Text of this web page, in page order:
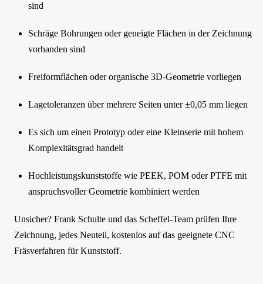
sind
Schräge Bohrungen oder geneigte Flächen in der Zeichnung
vorhanden sind
Freiformflächen oder organische 3D-Geometrie vorliegen
Lagetoleranzen über mehrere Seiten unter ±0,05 mm liegen
Es sich um einen Prototyp oder eine Kleinserie mit hohem
Komplexitätsgrad handelt
Hochleistungskunststoffe wie PEEK, POM oder PTFE mit
anspruchsvoller Geometrie kombiniert werden
Unsicher? Frank Schulte und das Scheffel-Team prüfen Ihre
Zeichnung, jedes Neuteil, kostenlos auf das geeignete CNC
Fräsverfahren für Kunststoff.